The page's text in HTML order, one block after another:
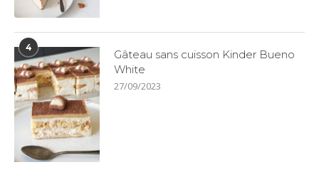
4
Gâteau sans cuisson Kinder Bueno
White
27/09/2023